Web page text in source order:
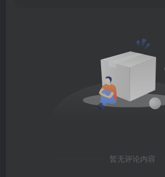
暂无评论内容